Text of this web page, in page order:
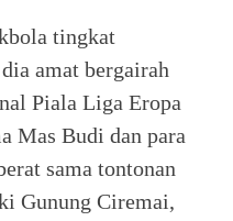
tingkat
amat bergairah
Piala Liga Eropa
Mas Budi dan para
sama tontonan
Gunung Ciremai,